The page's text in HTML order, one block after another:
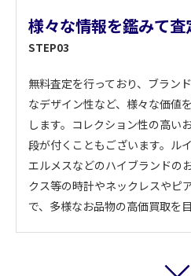
様々な情報を鑑みて
STEP03
無料査定を行っており、ブラン
なデザイン性など、様々な価値
します。コレクション性の高い
段が付くこともございます。ル
エルメスなどのハイブランドの
クス等の時計やネックレスやピ
で、多様なお品物の高価買取を